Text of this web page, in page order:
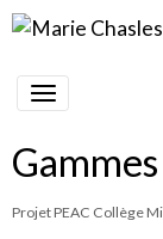
Projet PEAC Collège